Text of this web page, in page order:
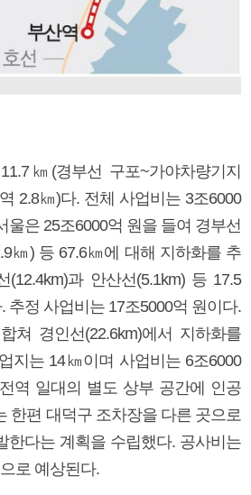
㎞(경부선 구포~가야차량기지
2.8㎞)다. 전체 사업비는 3조6000
울은 25조6000억 원을 들여 경부선
㎞) 등 67.6㎞에 대해 지하화를 추
(12.4km)과 안산선(5.1km) 등 17.5
추정 사업비는 17조5000억 원이다.
쳐 경인선(22.6km)에서 지하화를
지는 14㎞이며 사업비는 6조6000
역 일대의 별도 상부 공간에 인공
한편 대덕구 조차장을 다른 곳으로
한다는 계획을 수립했다. 공사비는
로 예상된다.